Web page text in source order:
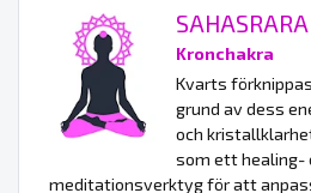
SAHASRARA
Kronchakra
Kvarts
grund av dess
och
som ett healing-
meditationsverktyg för att